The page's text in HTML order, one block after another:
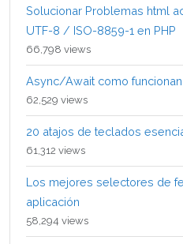
Solucionar Problemas html
UTF-8 / ISO-8859-1 en PHP
66,798 views
Async/Await como
62,529 views
20 atajos de teclados
61,312 views
Los mejores selectores de
aplicación
58,294 views